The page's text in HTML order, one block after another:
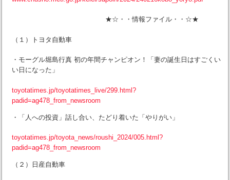
★☆・・情報ファイル・・☆★
（１）トヨタ自動車
・モーグル堀島行真 初の年間チャンピオン！「妻の誕生日はすごくい
い日になった」
toyotatimes.jp/toyotatimes_live/299.html?
padid=ag478_from_newsroom
・「人への投資」話し合い、たどり着いた「やりがい」
toyotatimes.jp/toyota_news/roushi_2024/005.html?
padid=ag478_from_newsroom
（２）日産自動車